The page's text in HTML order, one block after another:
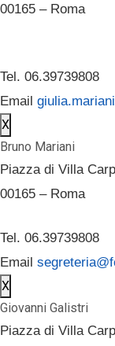
00165 – Roma
Tel. 06.39739808
Email
X
Bruno Mariani
Piazza di Villa
00165 – Roma
Tel. 06.39739808
Email
X
Giovanni Galistri
Piazza di Villa